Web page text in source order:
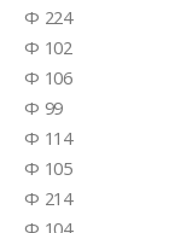
Φ 224
Φ 102
Φ 106
Φ 99
Φ 114
Φ 105
Φ 214
Φ 104